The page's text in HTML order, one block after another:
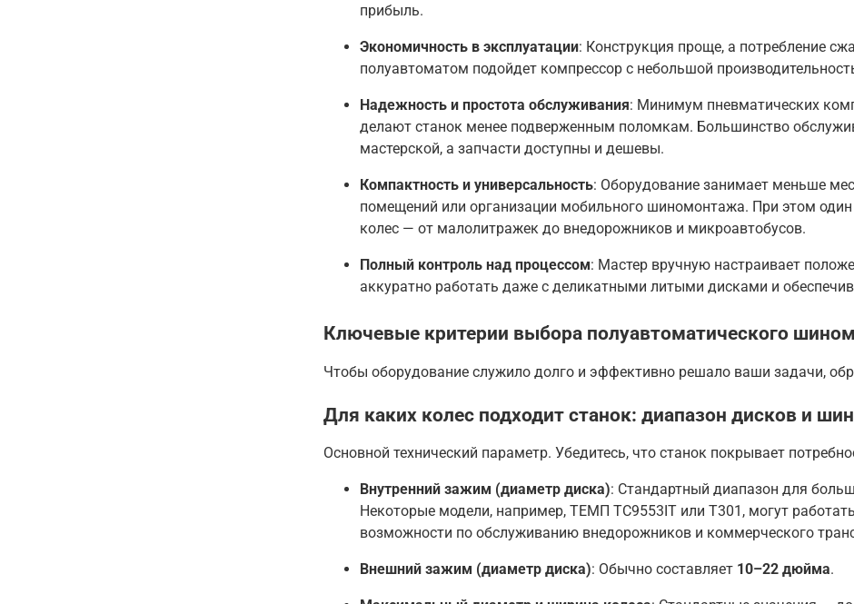
прибыль.
Экономичность в эксплуатации: Конструкция проще, а потребление
полуавтоматом подойдет компрессор с небольшой
Надежность и простота обслуживания: Минимум пневматических
делают станок менее подверженным поломкам. Большинство
мастерской, а запчасти доступны и дешевы.
Компактность и универсальность: Оборудование занимает меньше
помещений или организации мобильного шиномонтажа. При этом
колес — от малолитражек до внедорожников и микроавтобусов.
Полный контроль над процессом: Мастер вручную настраивает
аккуратно работать даже с деликатными литыми дисками и
Ключевые критерии выбора полуавтоматического
Чтобы оборудование служило долго и эффективно решало ваши задачи,
Для каких колес подходит станок: диапазон дисков и шин
Основной технический параметр. Убедитесь, что станок покрывает
Внутренний зажим (диаметр диска): Стандартный диапазон для
Некоторые модели, например, ТЕМП TC9553IT или T301, могут
возможности по обслуживанию внедорожников и коммерческого
Внешний зажим (диаметр диска): Обычно составляет 10–22 дюйма.